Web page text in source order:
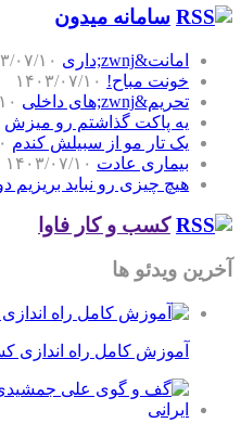
سامانه میدون
امانت&zwnj;داری
۱۴۰۳/
خونت مباح! ۱۴۰۳/۰۷/۱۰
تحریم&zwnj;های داخلی
یه پاکت گذاشتم رو میزش
یک تار مو از سبیلش کندم
بیماری عادت ۱۴۰۳/۰۷/۱۰
هیچ چیزی رو نباید بریزیم
کسب و کار فاوا
آخرین ویدئو ها
آموزش کامل راه اندازی